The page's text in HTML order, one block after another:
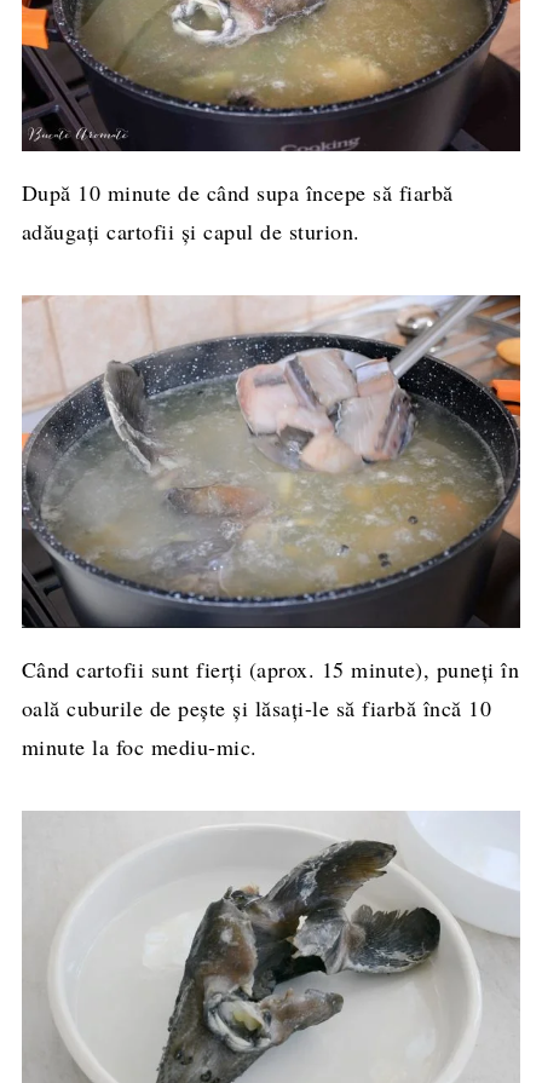
După 10 minute de când supa începe să fiarbă
adăugați cartofii și capul de sturion.
Când cartofii sunt fierți (aprox. 15 minute), puneți în
oală cuburile de pește și lăsați-le să fiarbă încă 10
minute la foc mediu-mic.